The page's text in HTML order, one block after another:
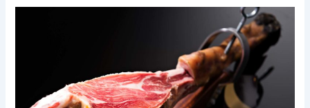
IBÉRICO?